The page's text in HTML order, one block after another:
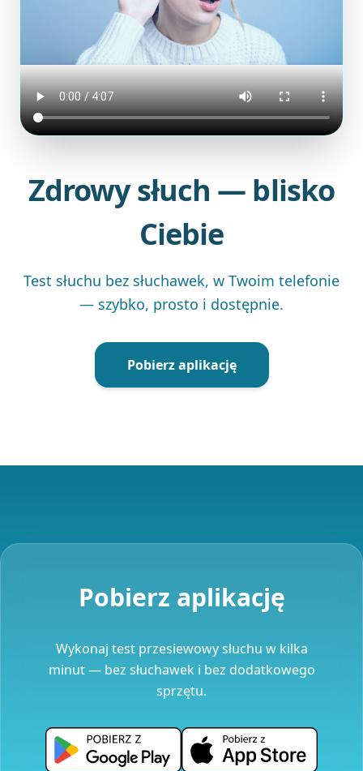
Zdrowy słuch — blisko
Ciebie
Test słuchu bez słuchawek, w Twoim telefonie
— szybko, prosto i dostępnie.
Pobierz aplikację
Pobierz aplikację
Wykonaj test przesiewowy słuchu w kilka
minut — bez słuchawek i bez dodatkowego
sprzętu.